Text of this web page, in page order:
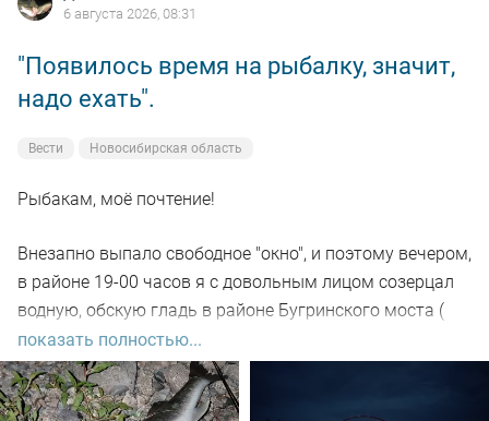
6 августа 2026, 08:31
"Появилось время на рыбалку, значит,
надо ехать".
Вести Новосибирская область
Рыбакам, моё почтение!
Внезапно выпало свободное "окно", и поэтому вечером,
в районе 19-00 часов я с довольным лицом созерцал
водную, обскую гладь в районе Бугринского моста (
правый берег).
Отдыхающего люда просто тьма, и на берегу ,и на
показать полностью...